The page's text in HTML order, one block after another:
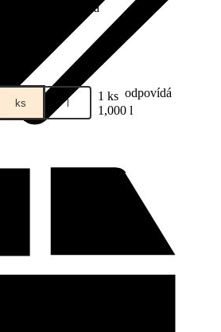
Plodová zelenina
ks l 1 ks odpovídá
1,000 l